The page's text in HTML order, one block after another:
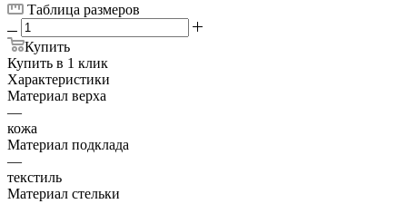
Таблица размеров
Купить
Купить в 1 клик
Характеристики
Материал верха
—
кожа
Материал подклада
—
текстиль
Материал стельки